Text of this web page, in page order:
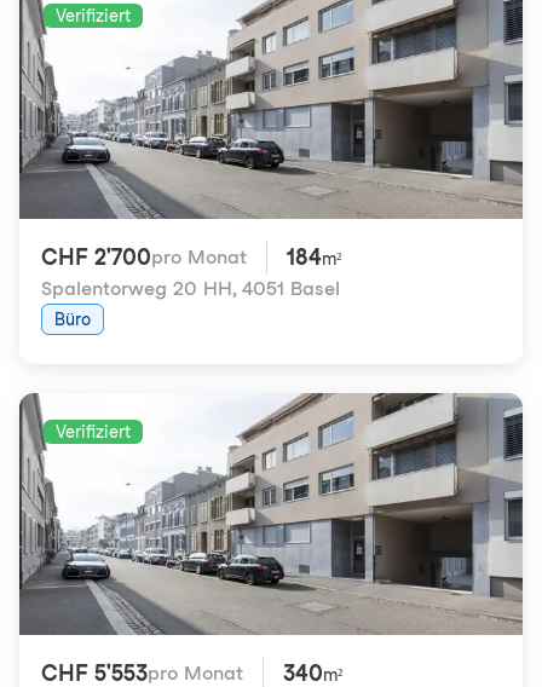
Verifiziert
CHF 2'700pro Monat 184m²
Spalentorweg 20 HH, 4051 Basel
Büro
Verifiziert
CHF 5'553pro Monat 340m²